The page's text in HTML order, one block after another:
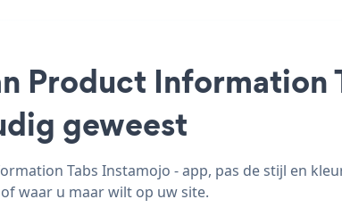
Product Information
geweest
Tabs Instamojo - app, pas de stijl en
waar u maar wilt op uw site.